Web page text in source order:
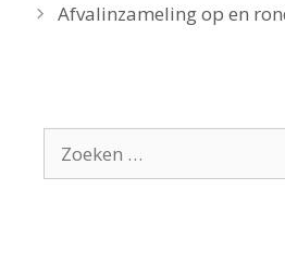
Afvalinzameling op en
naar: